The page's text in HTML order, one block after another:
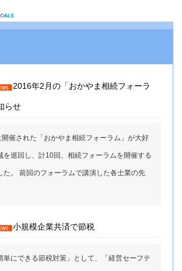
2016年2月の「おかやま相続フォーラ
らせ
催された「おかやま相続フォーラム」が大好
を巡回し、計10回、相続フォーラムを開催する
た。 前回のフォーラムで講演した各士業の先
小規模企業共済で節税
単にできる節税対策」として、「経営セーフテ